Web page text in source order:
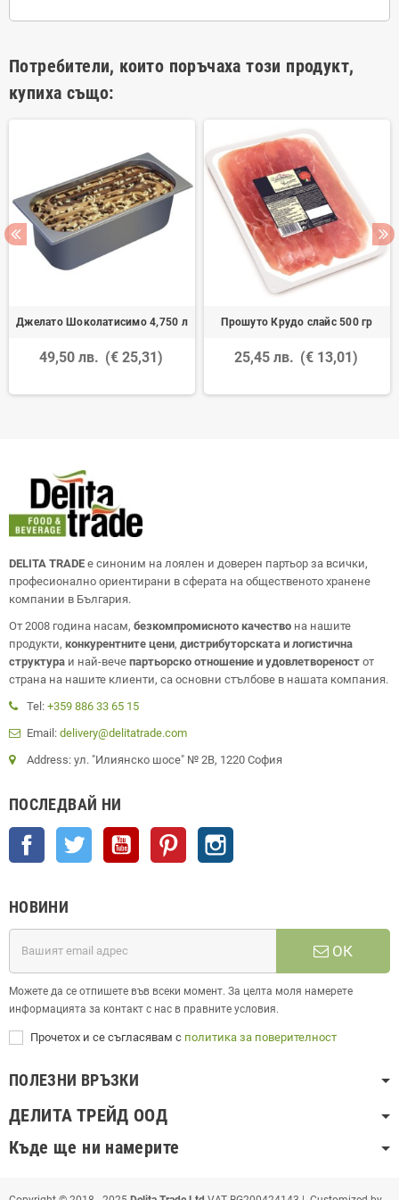
Потребители, които поръчаха този продукт,
купиха също:
Джелато Шоколатисимо 4,750 л
49,50 лв. (€ 25,31)
Прошуто Крудо слайс 500 гр
25,45 лв. (€ 13,01)
DELITA TRADE е синоним на лоялен и доверен партьор за всички,
професионално ориентирани в сферата на общественото хранене
компании в България.
От 2008 година насам, безкомпромисното качество на нашите
продукти, конкурентните цени, дистрибуторската и логистична
структура и най-вече партьорско отношение и удовлетвореност от
страна на нашите клиенти, са основни стълбове в нашата компания.
Tel: +359 886 33 65 15
Email: delivery@delitatrade.com
Address: ул. "Илиянско шосе" № 2В, 1220 София
ПОСЛЕДВАЙ НИ
Facebook Twitter YouTube Pinterest
НОВИНИ
ОК
Можете да се отпишете във всеки момент. За целта моля намерете
информацията за контакт с нас в правните условия.
Прочетох и се съгласявам с политика за поверителност
ПОЛЕЗНИ ВРЪЗКИ
ДЕЛИТА ТРЕЙД ООД
Къде ще ни намерите